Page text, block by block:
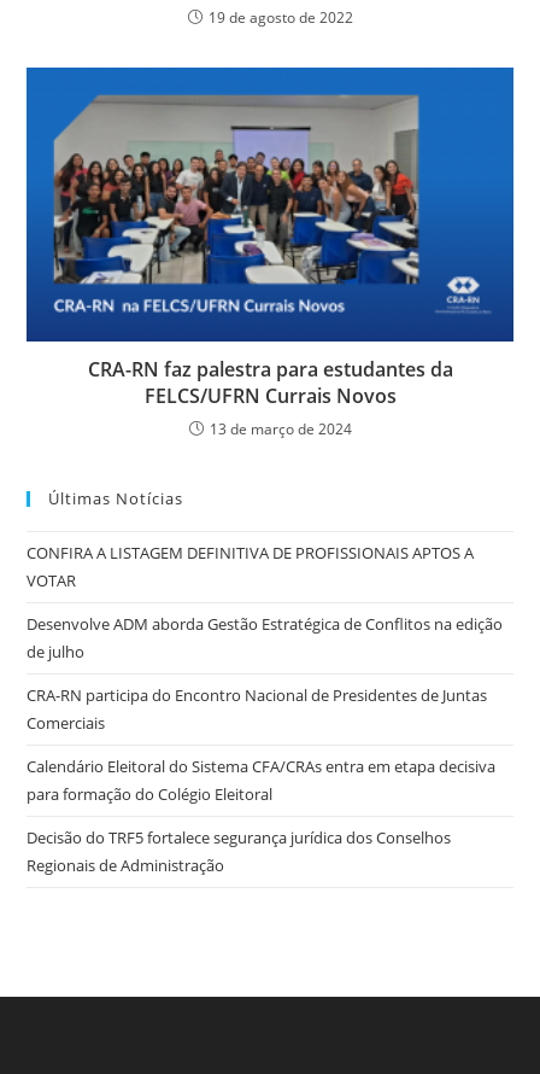
19 de agosto de 2022
CRA-RN faz palestra para estudantes da
FELCS/UFRN Currais Novos
13 de março de 2024
Últimas Notícias
CONFIRA A LISTAGEM DEFINITIVA DE PROFISSIONAIS APTOS A
VOTAR
Desenvolve ADM aborda Gestão Estratégica de Conflitos na edição
de julho
CRA-RN participa do Encontro Nacional de Presidentes de Juntas
Comerciais
Calendário Eleitoral do Sistema CFA/CRAs entra em etapa decisiva
para formação do Colégio Eleitoral
Decisão do TRF5 fortalece segurança jurídica dos Conselhos
Regionais de Administração